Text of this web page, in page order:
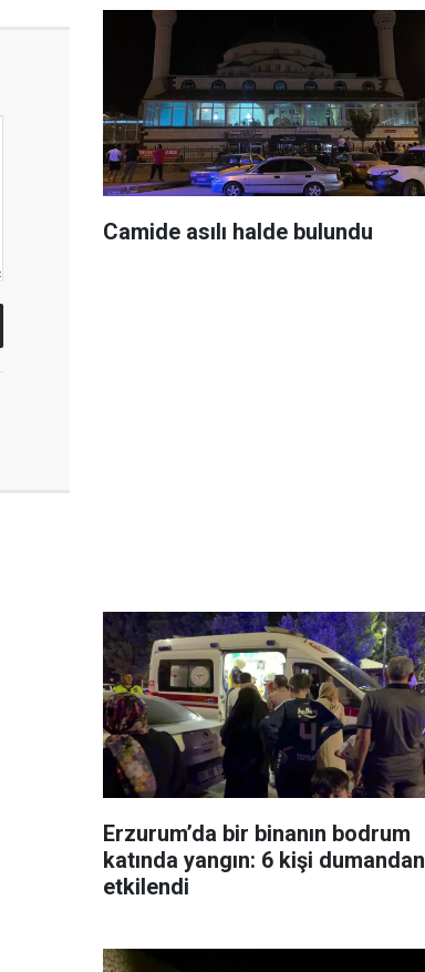
Camide asılı halde bulundu
Erzurum’da bir binanın bodrum
katında yangın: 6 kişi dumandan
etkilendi